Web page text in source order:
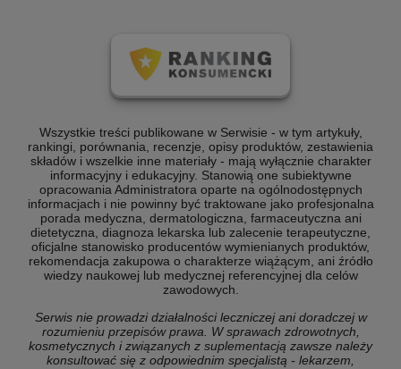
Wszystkie treści publikowane w Serwisie - w tym artykuły,
rankingi, porównania, recenzje, opisy produktów, zestawienia
składów i wszelkie inne materiały - mają wyłącznie charakter
informacyjny i edukacyjny. Stanowią one subiektywne
opracowania Administratora oparte na ogólnodostępnych
informacjach i nie powinny być traktowane jako profesjonalna
porada medyczna, dermatologiczna, farmaceutyczna ani
dietetyczna, diagnoza lekarska lub zalecenie terapeutyczne,
oficjalne stanowisko producentów wymienianych produktów,
rekomendacja zakupowa o charakterze wiążącym, ani źródło
wiedzy naukowej lub medycznej referencyjnej dla celów
zawodowych.
Serwis nie prowadzi działalności leczniczej ani doradczej w
rozumieniu przepisów prawa. W sprawach zdrowotnych,
kosmetycznych i związanych z suplementacją zawsze należy
konsultować się z odpowiednim specjalistą - lekarzem,